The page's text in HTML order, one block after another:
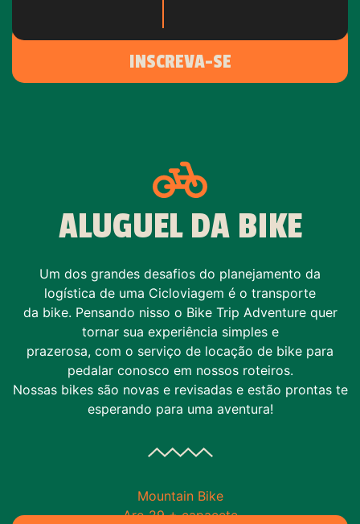
INSCREVA-SE
ALUGUEL DA BIKE
Um dos grandes desafios do planejamento da
logística de uma Cicloviagem é o transporte
da bike. Pensando nisso o Bike Trip Adventure quer
tornar sua experiência simples e
prazerosa, com o serviço de locação de bike para
pedalar conosco em nossos roteiros.
Nossas bikes são novas e revisadas e estão prontas te
esperando para uma aventura!
Mountain Bike
Aro 29 + capacete